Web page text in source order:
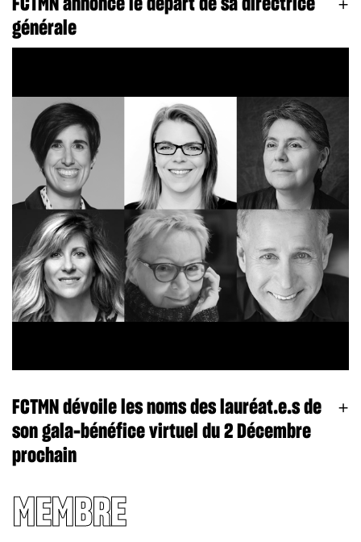
FCTMN annonce le départ de sa directrice
générale
FCTMN dévoile les noms des lauréat.e.s de
son gala-bénéfice virtuel du 2 Décembre
prochain
MEMBRE